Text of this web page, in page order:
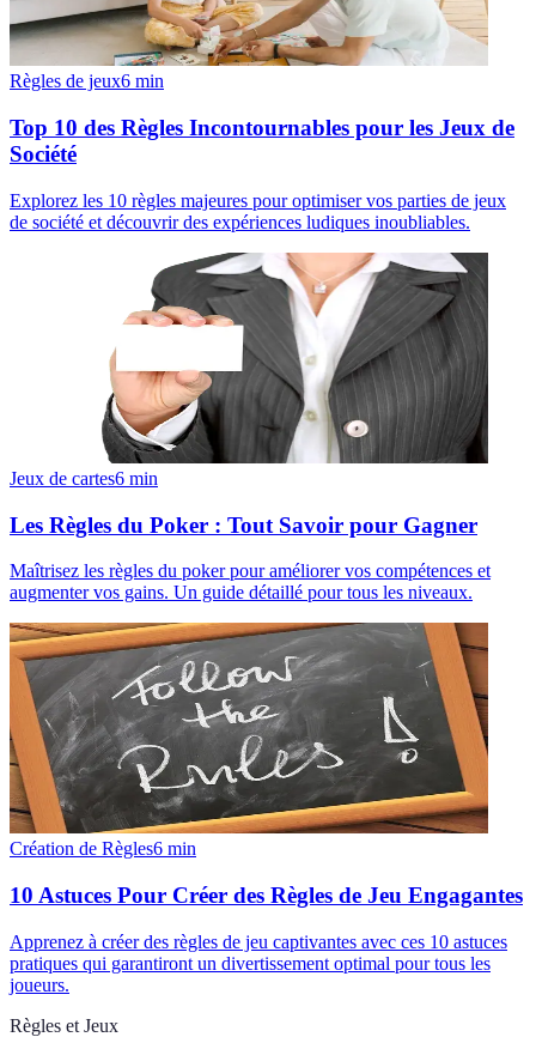
Règles de jeux6 min
Top 10 des Règles Incontournables pour les Jeux de
Société
Explorez les 10 règles majeures pour optimiser vos parties de jeux
de société et découvrir des expériences ludiques inoubliables.
Jeux de cartes6 min
Les Règles du Poker : Tout Savoir pour Gagner
Maîtrisez les règles du poker pour améliorer vos compétences et
augmenter vos gains. Un guide détaillé pour tous les niveaux.
Création de Règles6 min
10 Astuces Pour Créer des Règles de Jeu Engagantes
Apprenez à créer des règles de jeu captivantes avec ces 10 astuces
pratiques qui garantiront un divertissement optimal pour tous les
joueurs.
Règles et Jeux